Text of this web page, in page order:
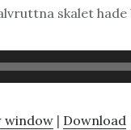
skalet hade
window | Download